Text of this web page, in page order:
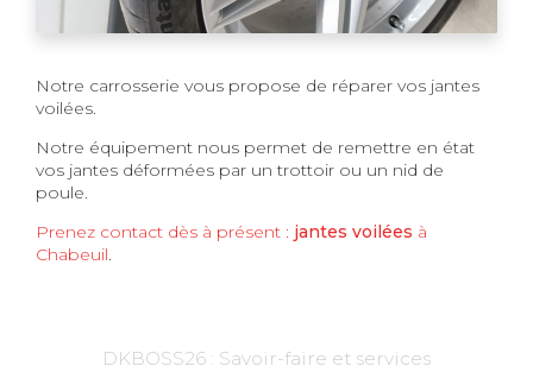
Notre carrosserie vous propose de réparer vos jantes
voilées.
Notre équipement nous permet de remettre en état
vos jantes déformées par un trottoir ou un nid de
poule.
Prenez contact dès à présent : jantes voilées à
Chabeuil.
DKBOSS26 : Savoir-faire et services